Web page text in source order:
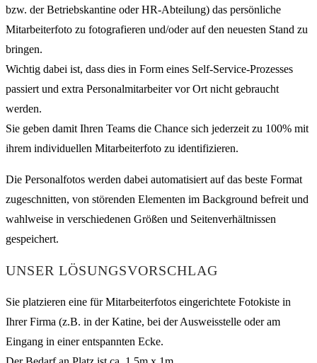
bzw. der Betriebskantine oder HR-Abteilung) das persönliche
Mitarbeiterfoto zu fotografieren und/oder auf den neuesten Stand zu
bringen.
Wichtig dabei ist, dass dies in Form eines Self-Service-Prozesses
passiert und extra Personalmitarbeiter vor Ort nicht gebraucht
werden.
Sie geben damit Ihren Teams die Chance sich jederzeit zu 100% mit
ihrem individuellen Mitarbeiterfoto zu identifizieren.
Die Personalfotos werden dabei automatisiert auf das beste Format
zugeschnitten, von störenden Elementen im Background befreit und
wahlweise in verschiedenen Größen und Seitenverhältnissen
gespeichert.
UNSER LÖSUNGSVORSCHLAG
Sie platzieren eine für Mitarbeiterfotos eingerichtete Fotokiste in
Ihrer Firma (z.B. in der Katine, bei der Ausweisstelle oder am
Eingang in einer entspannten Ecke.